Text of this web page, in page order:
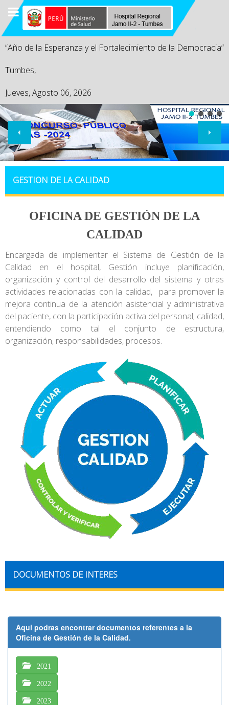
“Año de la Esperanza y el Fortalecimiento de la Democracia”
Tumbes,
Jueves, Agosto 06, 2026
GESTION DE LA CALIDAD
OFICINA DE GESTIÓN DE LA
CALIDAD
Encargada de implementar el Sistema de Gestión de la
Calidad en el hospital, Gestión incluye planificación,
organización y control del desarrollo del sistema y otras
actividades relacionadas con la calidad, para promover la
mejora continua de la atención asistencial y administrativa
del paciente, con la participación activa del personal; calidad,
entendiendo como tal el conjunto de estructura,
organización, responsabilidades, procesos.
DOCUMENTOS DE INTERES